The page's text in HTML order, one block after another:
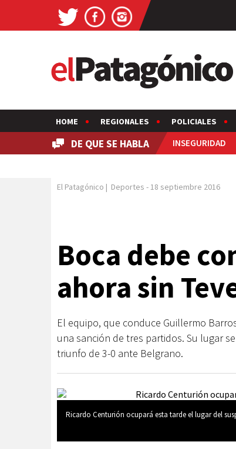
HOME REGIONALES POLICIALES
DE QUE SE HABLA INSEGURIDAD
El Patagónico | Deportes - 18 septiembre 2016
Boca debe
ahora sin
El equipo, que conduce Guillermo
una sanción de tres partidos. Su lugar
triunfo de 3-0 ante Belgrano.
Ricardo Centurión ocupará esta tarde el lugar del